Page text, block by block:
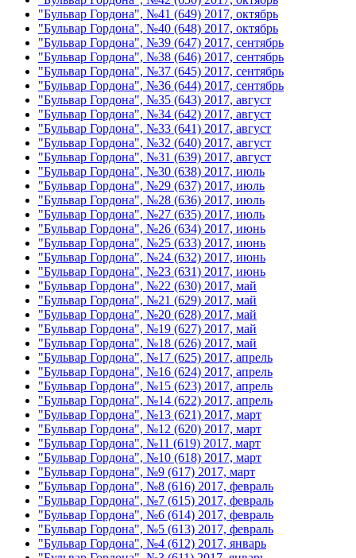
"Бульвар Гордона", №41 (649) 2017, октябрь
"Бульвар Гордона", №40 (648) 2017, октябрь
"Бульвар Гордона", №39 (647) 2017, сентябрь
"Бульвар Гордона", №38 (646) 2017, сентябрь
"Бульвар Гордона", №37 (645) 2017, сентябрь
"Бульвар Гордона", №36 (644) 2017, сентябрь
"Бульвар Гордона", №35 (643) 2017, август
"Бульвар Гордона", №34 (642) 2017, август
"Бульвар Гордона", №33 (641) 2017, август
"Бульвар Гордона", №32 (640) 2017, август
"Бульвар Гордона", №31 (639) 2017, август
"Бульвар Гордона", №30 (638) 2017, июль
"Бульвар Гордона", №29 (637) 2017, июль
"Бульвар Гордона", №28 (636) 2017, июль
"Бульвар Гордона", №27 (635) 2017, июль
"Бульвар Гордона", №26 (634) 2017, июнь
"Бульвар Гордона", №25 (633) 2017, июнь
"Бульвар Гордона", №24 (632) 2017, июнь
"Бульвар Гордона", №23 (631) 2017, июнь
"Бульвар Гордона", №22 (630) 2017, май
"Бульвар Гордона", №21 (629) 2017, май
"Бульвар Гордона", №20 (628) 2017, май
"Бульвар Гордона", №19 (627) 2017, май
"Бульвар Гордона", №18 (626) 2017, май
"Бульвар Гордона", №17 (625) 2017, апрель
"Бульвар Гордона", №16 (624) 2017, апрель
"Бульвар Гордона", №15 (623) 2017, апрель
"Бульвар Гордона", №14 (622) 2017, апрель
"Бульвар Гордона", №13 (621) 2017, март
"Бульвар Гордона", №12 (620) 2017, март
"Бульвар Гордона", №11 (619) 2017, март
"Бульвар Гордона", №10 (618) 2017, март
"Бульвар Гордона", №9 (617) 2017, март
"Бульвар Гордона", №8 (616) 2017, февраль
"Бульвар Гордона", №7 (615) 2017, февраль
"Бульвар Гордона", №6 (614) 2017, февраль
"Бульвар Гордона", №5 (613) 2017, февраль
"Бульвар Гордона", №4 (612) 2017, январь